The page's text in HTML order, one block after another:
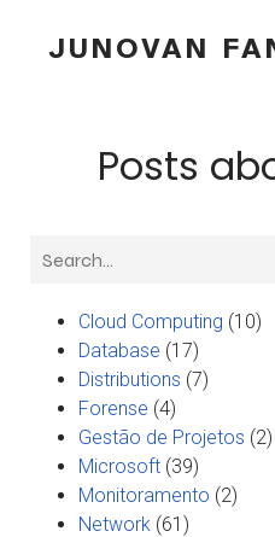
JUNOVAN
Posts
Cloud Computing (10)
Database (17)
Distributions (7)
Forense (4)
Gestão de Projetos (2)
Microsoft (39)
Monitoramento (2)
Network (61)